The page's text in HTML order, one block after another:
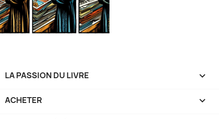
LA PASSION DU LIVRE 
ACHETER 